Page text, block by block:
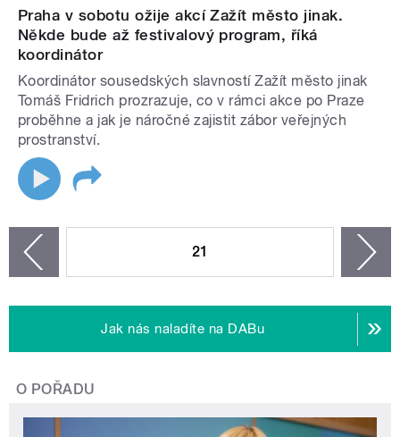
Praha v sobotu ožije akcí Zažít město jinak.
Někde bude až festivalový program, říká
koordinátor
Koordinátor sousedských slavností Zažít město jinak
Tomáš Fridrich prozrazuje, co v rámci akce po Praze
proběhne a jak je náročné zajistit zábor veřejných
prostranství.
21
Jak nás naladíte na DABu
O POŘADU